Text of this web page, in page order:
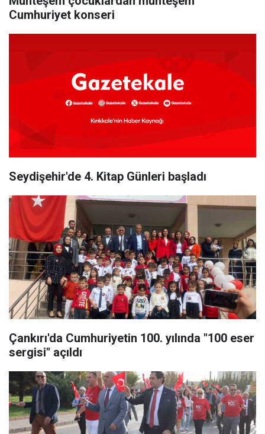
Cumhuriyet konseri
Seydişehir'de 4. Kitap Günleri başladı
Çankırı'da Cumhuriyetin 100. yılında "100 eser
sergisi" açıldı